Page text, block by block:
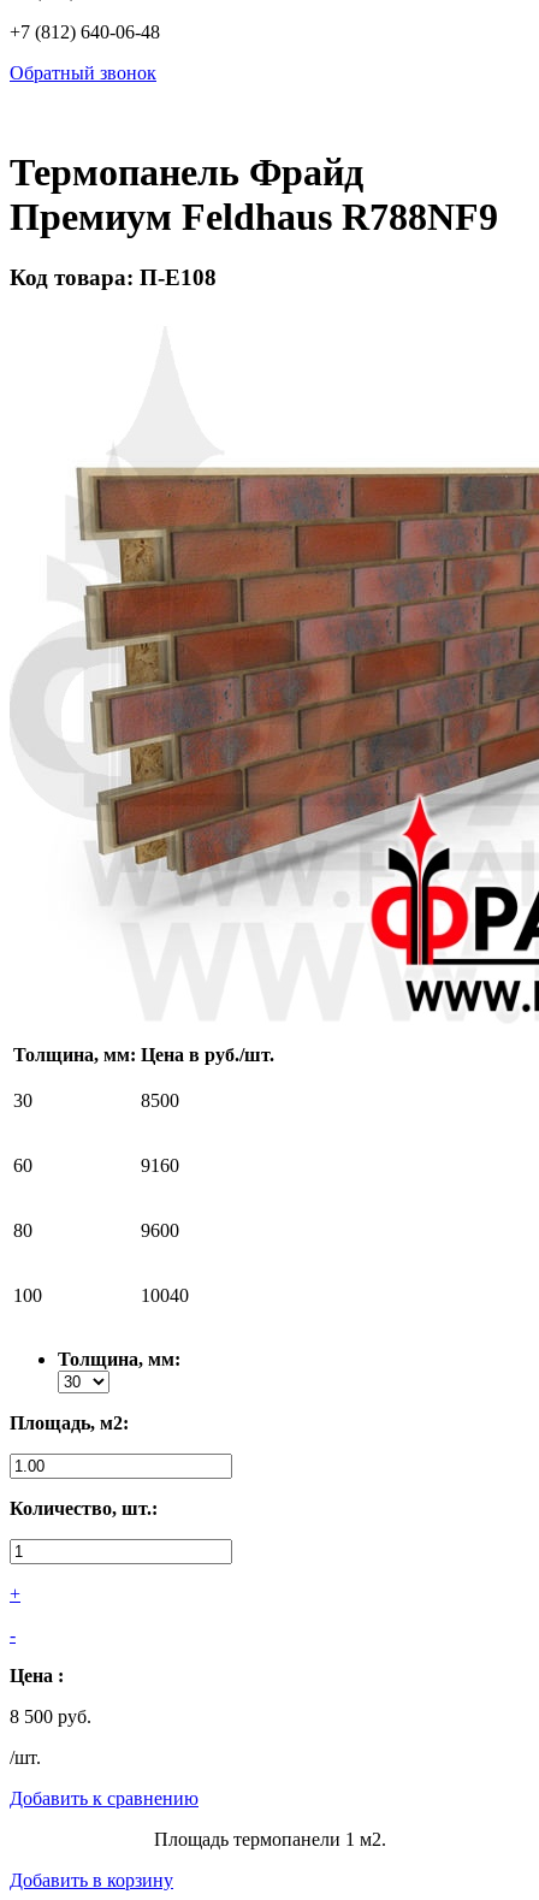
+7 (812) 640-06-48
Обратный звонок
Термопанель Фрайд
Премиум Feldhaus R788NF9
Код товара: П-Е108
Толщина, мм: Цена в руб./шт.
30 8500
60 9160
80 9600
100 10040
Толщина, мм:
Площадь, м2:
Количество, шт.:
+
-
Цена :
8 500 руб.
/шт.
Добавить к сравнению
Площадь термопанели 1 м2.
Добавить в корзину